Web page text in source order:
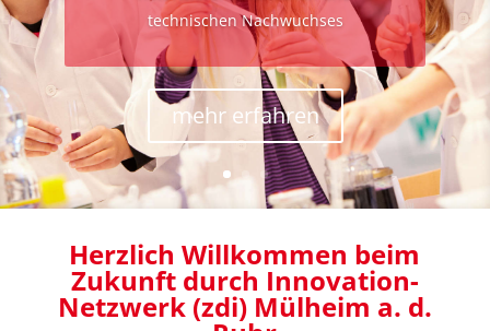
technischen Nachwuchses
mehr erfahren
Herzlich Willkommen beim
Zukunft durch Innovation-
Netzwerk (zdi) Mülheim a. d.